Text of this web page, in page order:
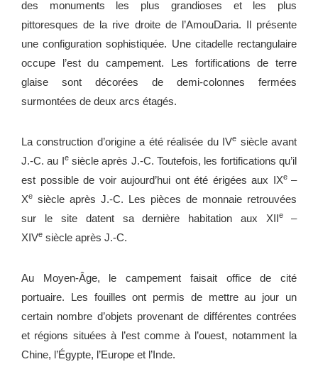
des monuments les plus grandioses et les plus
pittoresques de la rive droite de l’Amou­Daria. Il présente
une configuration sophistiquée. Une citadelle rectangulaire
occupe l’est du campement. Les fortifications de terre
glaise sont décorées de demi-colonnes fermées
surmontées de deux arcs étagés.
La construction d’origine a été réalisée du IVe siècle avant
J.-C. au Iesiècle après J.-C. Toutefois, les fortifications qu’il
est possible de voir aujourd’hui ont été érigées aux IXe –
Xe siècle après J.-C. Les pièces de monnaie retrouvées
sur le site datent sa dernière habitation aux XIIe –
XIVe siècle après J.-C.
Au Moyen-Âge, le campement faisait office de cité
portuaire. Les fouilles ont permis de mettre au jour un
certain nombre d’objets provenant de différentes contrées
et régions situées à l’est comme à l’ouest, notamment la
Chine, l’Égypte, l’Europe et l’Inde.